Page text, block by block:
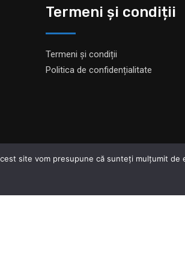
Termeni și condiții
Termeni și condiții
Politica de confidențialitate
site vom presupune că sunteți mulțumit de